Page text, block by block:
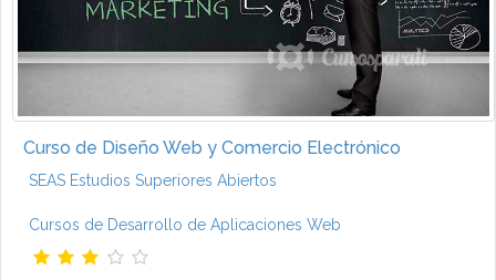
Curso de Diseño Web y Comercio Electrónico
SEAS Estudios Superiores Abiertos
Cursos de Desarrollo de Aplicaciones Web